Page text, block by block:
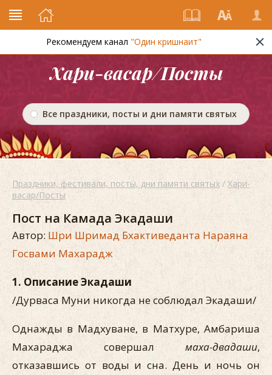
Рекомендуем канал "Один кришнаит"
Хари-васар/Посты
Все праздники, посты и дни памяти святых
Праздники, фестивали, посты, дни памяти святых / Хари-
васар/Посты
Пост на Камада Экадаши
Автор: Шри Шримад Бхактиведанта Нараяна
Госвами Махарадж
1. Описание Экадаши
/Дурваса Муни никогда не соблюдал Экадаши/
Однажды в Мадхуване, в Матхуре, Амбариша
Махараджа совершал маха-двадаши,
отказавшись от воды и сна. День и ночь он